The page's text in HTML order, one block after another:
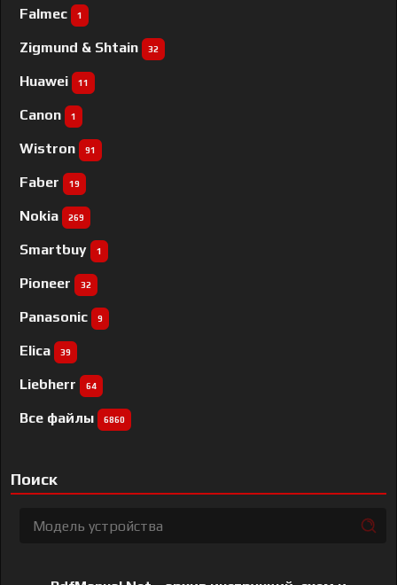
Falmec 1
Zigmund & Shtain 32
Huawei 11
Canon 1
Wistron 91
Faber 19
Nokia 269
Smartbuy 1
Pioneer 32
Panasonic 9
Elica 39
Liebherr 64
Все файлы 6860
Поиск